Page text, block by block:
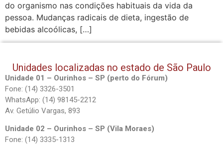
do organismo nas condições habituais da vida da
pessoa. Mudanças radicais de dieta, ingestão de
bebidas alcoólicas, […]
Unidades localizadas no estado de São Paulo
Unidade 01 – Ourinhos – SP (perto do Fórum)
Fone: (14) 3326-3501
WhatsApp: (14) 98145-2212
Av. Getúlio Vargas, 893
Unidade 02 – Ourinhos – SP (Vila Moraes)
Fone: (14) 3335-1313